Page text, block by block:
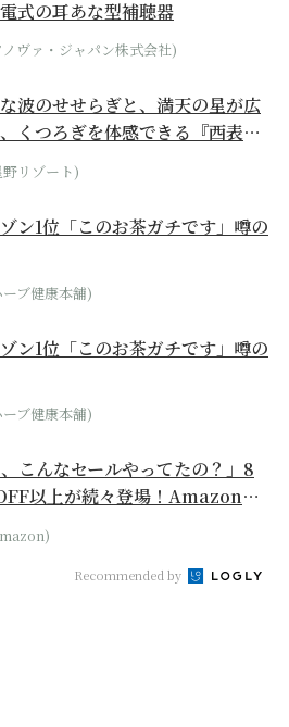
式の耳あな型補聴器
ヴァ・ジャパン株式会社)
波のせせらぎと、満天の星が広
くつろぎを体感できる『西表島
by...
リゾート)
ン1位「このお茶ガチです」噂の
ブ健康本舗)
ン1位「このお茶ガチです」噂の
ブ健康本舗)
、こんなセールやってたの？」8
以上が続々登場！Amazonの
...
Recommended by